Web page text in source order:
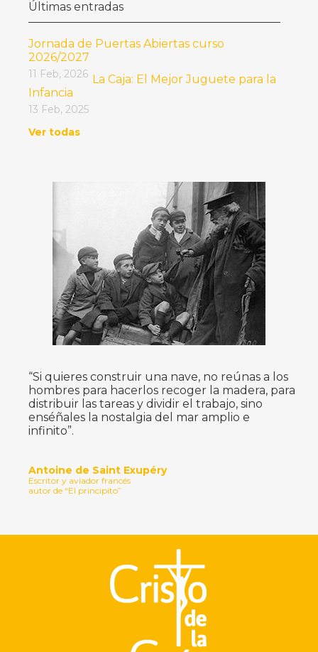
Últimas entradas
Jornada de Puertas Abiertas curso
2026/2027
11 Feb, 2026 La Caja: El Mejor Juguete para la
Infancia
13 Feb, 2025
Ver todas
“Si quieres construir una nave, no reúnas a los
hombres para hacerlos recoger la madera, para
distribuir las tareas y dividir el trabajo, sino
enséñales la nostalgia del mar amplio e
infinito”.
Antoine de Saint Exupéry
Escritor y aviador francés
autor de “El principito”